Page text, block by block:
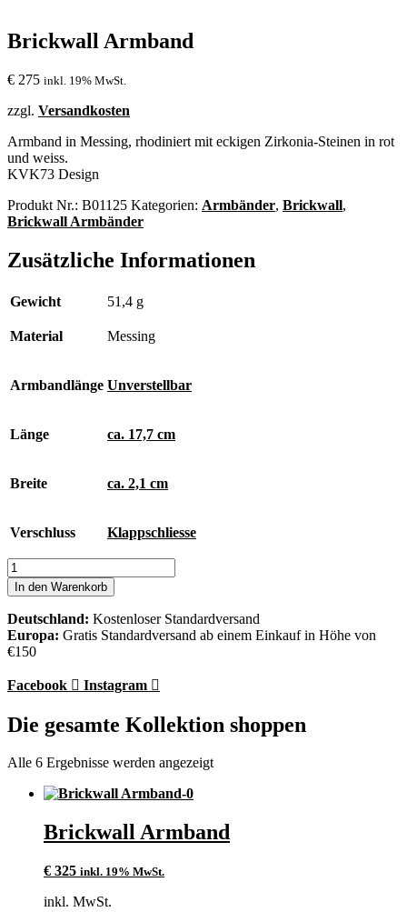
Brickwall Armband
€ 275 inkl. 19% MwSt.
zzgl. Versandkosten
Armband in Messing, rhodiniert mit eckigen Zirkonia-Steinen in rot
und weiss.
KVK73 Design
Produkt Nr.: B01125 Kategorien: Armbänder, Brickwall,
Brickwall Armbänder
Zusätzliche Informationen
Gewicht 51,4 g
Material Messing
Armbandlänge Unverstellbar
Länge ca. 17,7 cm
Breite ca. 2,1 cm
Verschluss Klappschliesse
Brickwall
Armband
Menge
In den Warenkorb
Deutschland: Kostenloser Standardversand
Europa: Gratis Standardversand ab einem Einkauf in Höhe von
€150
Facebook Instagram
Die gesamte Kollektion shoppen
Alle 6 Ergebnisse werden angezeigt
Brickwall Armband
€ 325 inkl. 19% MwSt.
inkl. MwSt.